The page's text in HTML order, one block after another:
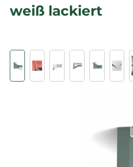
weiß lackiert
Bildergalerie überspringen